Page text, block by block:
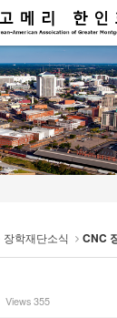
장학재단소식 CNC
Views355
케치
케치